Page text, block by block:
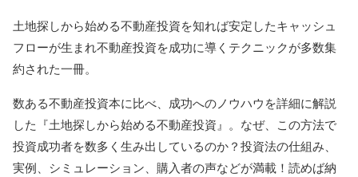
土地探しから始める不動産投資を知れば安定したキャッシュ
フローが生まれ不動産投資を成功に導くテクニックが多数集
約された一冊。
数ある不動産投資本に比べ、成功へのノウハウを詳細に解説
した『土地探しから始める不動産投資』。なぜ、この方法で
投資成功者を数多く生み出しているのか？投資法の仕組み、
実例、シミュレーション、購入者の声などが満載！読めば納